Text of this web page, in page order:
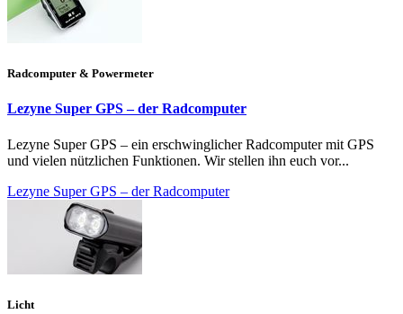
Radcomputer & Powermeter
Lezyne Super GPS – der Radcomputer
Lezyne Super GPS – ein erschwinglicher Radcomputer mit GPS
und vielen nützlichen Funktionen. Wir stellen ihn euch vor...
Lezyne Super GPS – der Radcomputer
Licht